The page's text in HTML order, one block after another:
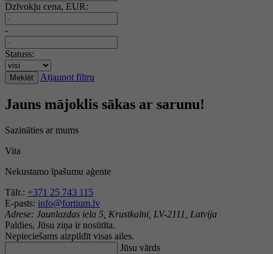
Dzīvokļu cena, EUR:
-
Statuss:
Meklēt Atjaunot filtru
Jauns mājoklis sākas ar sarunu!
Sazināties ar mums
Vita
Nekustamo īpašumu aģente
Tālr.: +371 25 743 115
E-pasts: info@fortium.lv
Adrese: Jaunlazdas iela 5, Krustkalni, LV-2111, Latvija
Paldies, Jūsu ziņa ir nosūtīta.
Nepieciešams aizpildīt visas ailes.
Jūsu vārds